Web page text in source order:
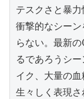
テスクさと暴
衝撃的なシー
らない。最新
るであろうシ
イク、大量の
生々しく表現